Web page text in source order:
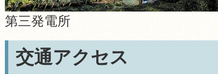
第三発電所
交通アクセス